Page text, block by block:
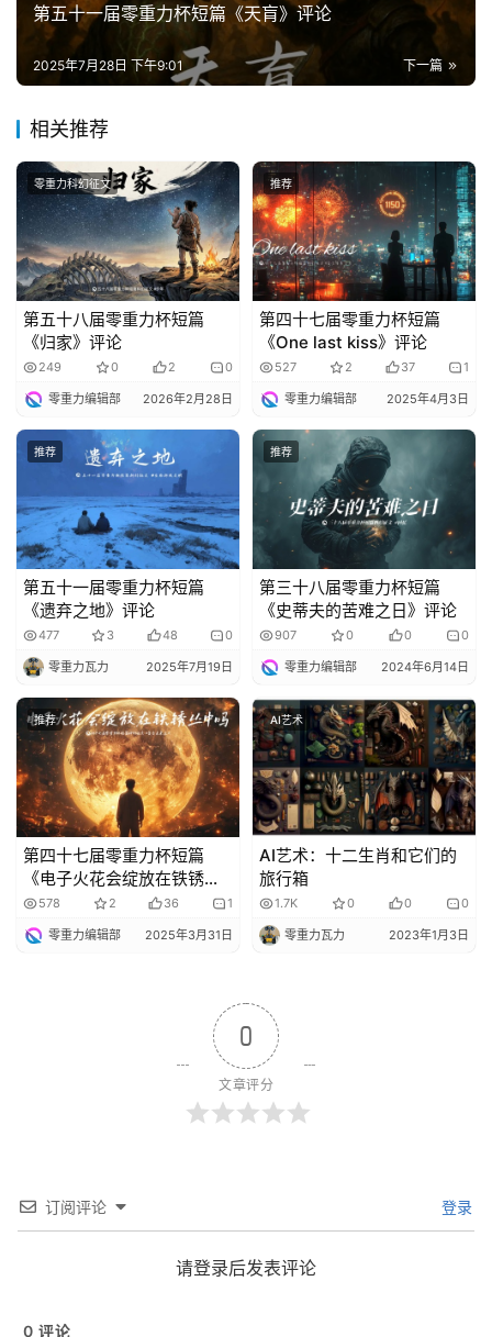
小
库
第五十一届零重力杯短篇《天肓》评论
下一篇
2025年7月28日 下午9:01
相关推荐
零重力科幻征文
第五十八届零重力杯短篇
《归家》评论
249 0 2 0
零重力编辑部 2026年2月28日
推荐
第四十七届零重力杯短篇
《One last kiss》评论
527 2 37 1
零重力编辑部 2025年4月3日
推荐
第五十一届零重力杯短篇
《遗弃之地》评论
477 3 48 0
零重力瓦力 2025年7月19日
推荐
第三十八届零重力杯短篇
《史蒂夫的苦难之日》评论
907 0 0 0
零重力编辑部 2024年6月14日
推荐
第四十七届零重力杯短篇
《电子火花会绽放在铁锈丛
中吗》评论
578 2 36 1
零重力编辑部 2025年3月31日
AI艺术
AI艺术：十二生肖和它们的
旅行箱
1.7K 0 0 0
零重力瓦力 2023年1月3日
0
文章评分
订阅评论 登录
请登录后发表评论
0 评论